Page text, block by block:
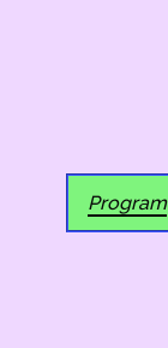
Program